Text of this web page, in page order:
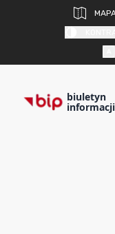
biuletyn